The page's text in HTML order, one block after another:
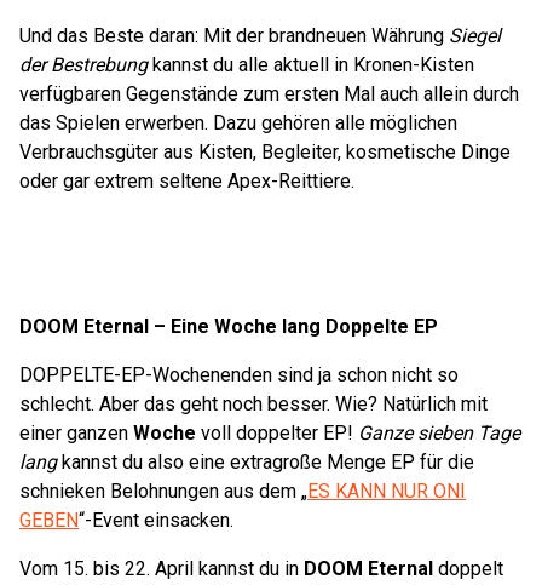
Und das Beste daran: Mit der brandneuen Währung Siegel
der Bestrebungkannst du alle aktuell in Kronen-Kisten
verfügbaren Gegenstände zum ersten Mal auch allein durch
das Spielen erwerben. Dazu gehören alle möglichen
Verbrauchsgüter aus Kisten, Begleiter, kosmetische Dinge
oder gar extrem seltene Apex-Reittiere.
DOOM Eternal – Eine Woche lang Doppelte EP
DOPPELTE-EP-Wochenenden sind ja schon nicht so
schlecht. Aber das geht noch besser. Wie? Natürlich mit
einer ganzen Woche voll doppelter EP! Ganze sieben Tage
langkannst du also eine extragroße Menge EP für die
schnieken Belohnungen aus dem „ES KANN NUR ONI
GEBEN“-Event einsacken.
Vom 15. bis 22. April kannst du in DOOM Eternal doppelt